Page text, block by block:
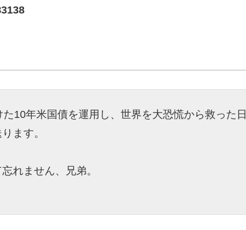
10年米国債を運用し、世界を大恐慌から救った日
ます。
れません、兄弟。